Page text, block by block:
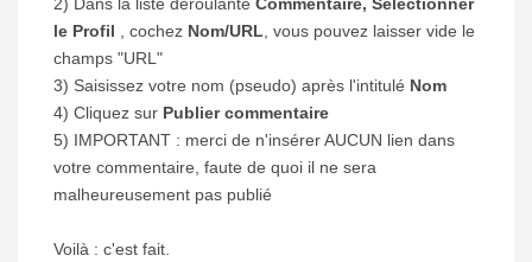
le Profil
, cochez Nom/URL , vous pouvez laisser vide le
champs "URL"
3) Saisissez votre nom (pseudo) après l'intitulé Nom
4) Cliquez sur Publier commentaire
5) IMPORTANT : merci de n'insérer AUCUN lien dans
votre commentaire, faute de quoi il ne sera
malheureusement pas publié
Voilà : c'est fait.